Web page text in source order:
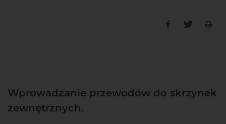
Wprowadzanie przewodów do skrzynek
zewnętrznych.